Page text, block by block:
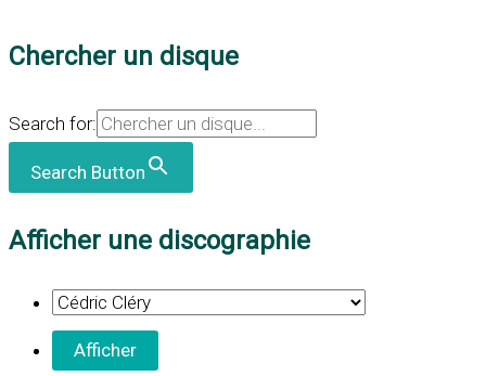
Chercher un disque
Search for:
Search Button
Afficher une discographie